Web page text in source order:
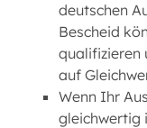
deutschen
Bescheid
qualifizieren
auf
Wenn Ihr
gleichwertig